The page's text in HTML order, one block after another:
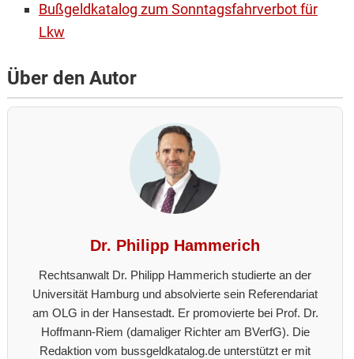
Bußgeldkatalog zum Sonntagsfahrverbot für
Lkw
Über den Autor
Dr. Philipp Hammerich
Rechtsanwalt Dr. Philipp Hammerich studierte an der
Universität Hamburg und absolvierte sein Referendariat
am OLG in der Hansestadt. Er promovierte bei Prof. Dr.
Hoffmann-Riem (damaliger Richter am BVerfG). Die
Redaktion vom bussgeldkatalog.de unterstützt er mit